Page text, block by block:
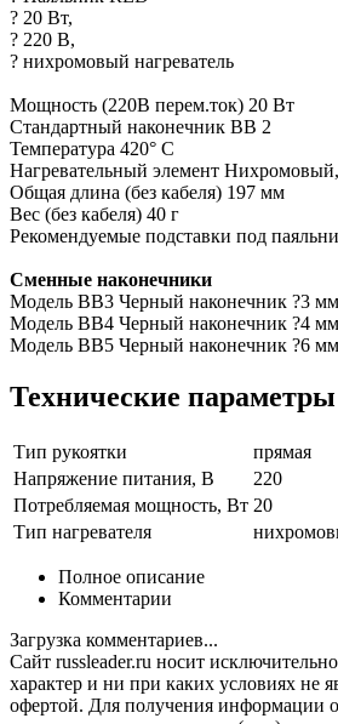
? 20 Вт,
? 220 В,
? нихромовый нагреватель
Мощность (220В перем.ток) 20 Вт
Стандартный наконечник BB 2
Температура 420° С
Нагревательный элемент
Общая длина (без кабеля) 197 мм
Вес (без кабеля) 40 г
Рекомендуемые подставки под
Сменные наконечники
Модель BB3 Черный наконечник ?3
Модель BB4 Черный наконечник ?4
Модель BB5 Черный наконечник ?6
Технические параметры
Тип рукоятки
прямая
Напряжение питания, В
220
Потребляемая мощность, Вт 20
Тип нагревателя
Полное описание
Комментарии
Загрузка комментариев...
Сайт russleader.ru носит
характер и ни при каких условиях не
офертой. Для получения информации